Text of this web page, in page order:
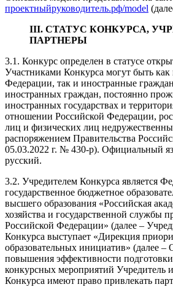
проектныйруководитель.рф/model
III. СТАТУС КОНКУРСА,
ПАРТНЕРЫ
3.1. Конкурс определен в статусе
Участниками Конкурса могут быть как
Федерации, так и иностранные
иностранных граждан, постоянно
иностранных государствах и
отношении Российской Федерации,
лиц и физических лиц
распоряжением Правительства
05.03.2022 г. № 430-р). Официальный
русский.
3.2. Учредителем Конкурса является
государственное бюджетное
высшего образования «Российская
хозяйства и государственной службы
Российской Федерации» (далее –
Конкурса выступает «Дирекция
образовательных инициатив» (далее –
повышения эффективности
конкурсных мероприятий Учредитель
Конкурса имеют право привлекать